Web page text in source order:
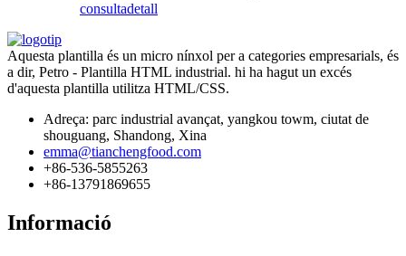
consultadetall
Aquesta plantilla és un micro nínxol per a categories empresarials, és
a dir, Petro - Plantilla HTML industrial. hi ha hagut un excés
d'aquesta plantilla utilitza HTML/CSS.
Adreça: parc industrial avançat, yangkou towm, ciutat de
shouguang, Shandong, Xina
emma@tianchengfood.com
+86-536-5855263
+86-13791869655
Informació